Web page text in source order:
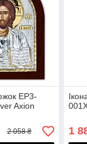
EP3-
Axion
2 058 ₴ 1